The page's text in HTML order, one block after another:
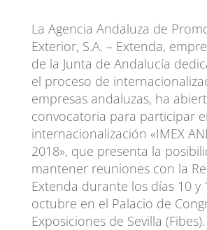
La Agencia Andaluza de
Exterior, S.A. – Extenda,
de la Junta de Andalucía
el proceso de
empresas andaluzas, ha
convocatoria para participar
internacionalización «IMEX
2018», que presenta la
mantener reuniones con la
Extenda durante los días 10 y
octubre en el Palacio de
Exposiciones de Sevilla (Fibes).